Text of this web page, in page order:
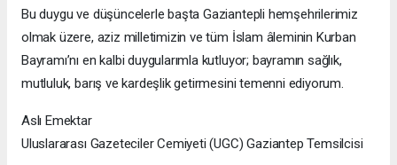
Bu duygu ve düşüncelerle başta Gaziantepli hemşehrilerimiz
olmak üzere, aziz milletimizin ve tüm İslam âleminin Kurban
Bayramı’nı en kalbi duygularımla kutluyor; bayramın sağlık,
mutluluk, barış ve kardeşlik getirmesini temenni ediyorum.
Aslı Emektar
Uluslararası Gazeteciler Cemiyeti (UGC) Gaziantep Temsilcisi